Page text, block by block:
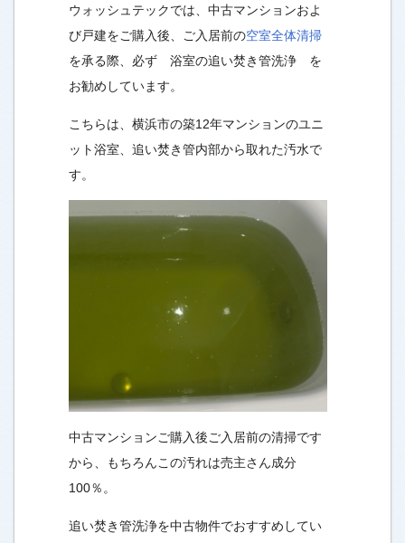
ウォッシュテックでは、中古マンションおよ
び戸建をご購入後、ご入居前の空室全体清掃
を承る際、必ず 浴室の追い焚き管洗浄 を
お勧めしています。
こちらは、横浜市の築12年マンションのユニ
ット浴室、追い焚き管内部から取れた汚水で
す。
中古マンションご購入後ご入居前の清掃です
から、もちろんこの汚れは売主さん成分
100％。
追い焚き管洗浄を中古物件でおすすめしてい